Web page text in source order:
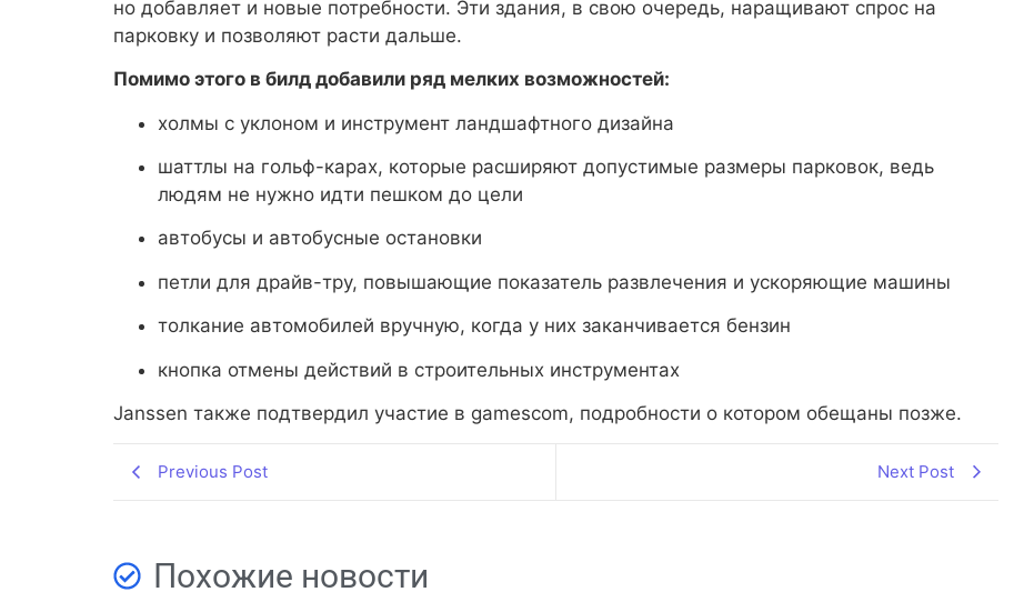
но добавляет и новые потребности. Эти здания, в свою очередь, наращивают спрос на
парковку и позволяют расти дальше.
Помимо этого в билд добавили ряд мелких возможностей:
холмы с уклоном и инструмент ландшафтного дизайна
шаттлы на гольф-карах, которые расширяют допустимые размеры парковок, ведь
людям не нужно идти пешком до цели
автобусы и автобусные остановки
петли для драйв-тру, повышающие показатель развлечения и ускоряющие машины
толкание автомобилей вручную, когда у них заканчивается бензин
кнопка отмены действий в строительных инструментах
Janssen также подтвердил участие в gamescom, подробности о котором обещаны позже.
Previous Post Next Post
Похожие новости